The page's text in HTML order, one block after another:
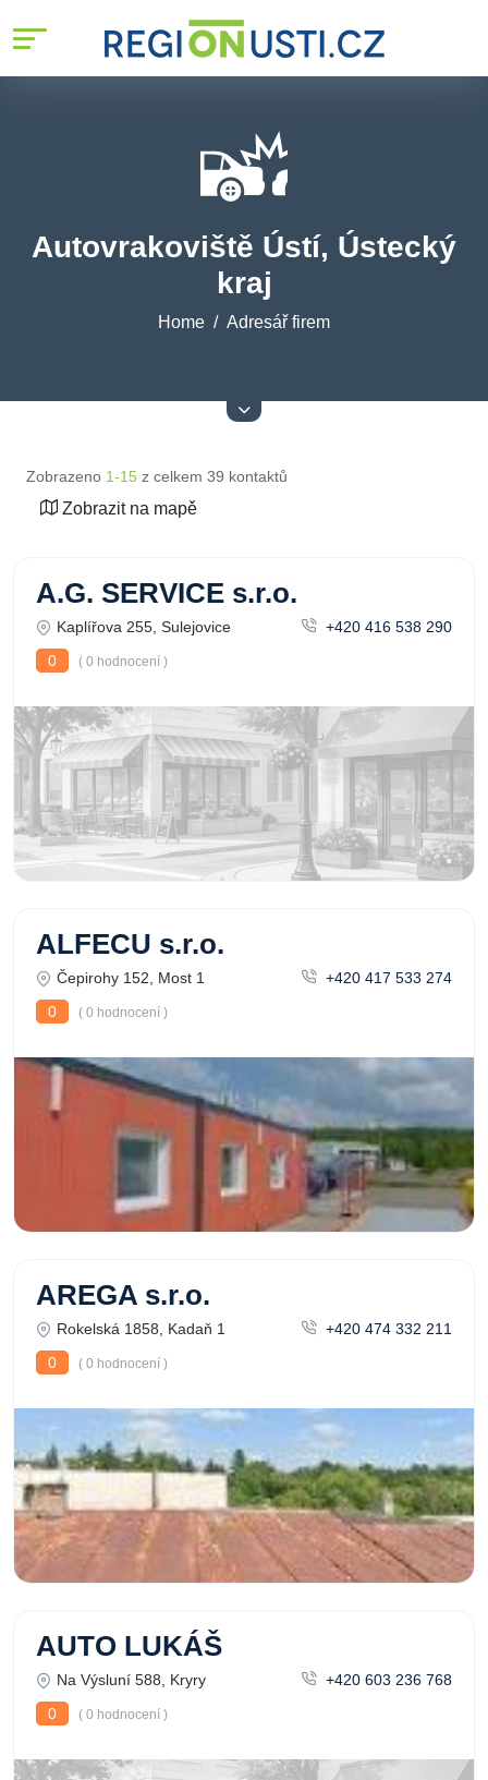
Autovrakoviště Ústí, Ústecký
kraj
Home Adresář firem
Zobrazeno 1-15 z celkem 39 kontaktů
Zobrazit na mapě
A.G. SERVICE s.r.o.
Kaplířova 255, Sulejovice
+420 416 538 290
0
( 0 hodnocení )
ALFECU s.r.o.
Čepirohy 152, Most 1
+420 417 533 274
0
( 0 hodnocení )
AREGA s.r.o.
Rokelská 1858, Kadaň 1
+420 474 332 211
0
( 0 hodnocení )
AUTO LUKÁŠ
Na Výsluní 588, Kryry
+420 603 236 768
0
( 0 hodnocení )